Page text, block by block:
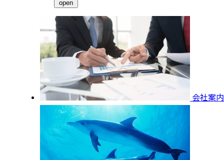
open
会社案内